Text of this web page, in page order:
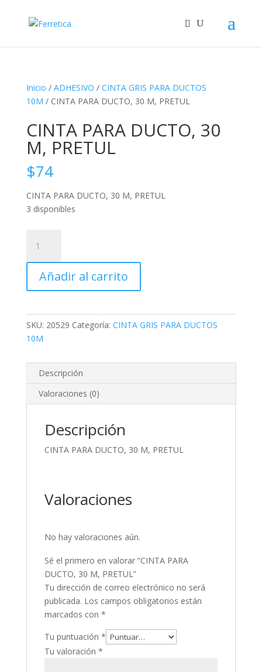
Inicio / ADHESIVO / CINTA GRIS PARA DUCTOS
10M / CINTA PARA DUCTO, 30 M, PRETUL
CINTA PARA DUCTO, 30
M, PRETUL
$74
CINTA PARA DUCTO, 30 M, PRETUL
3 disponibles
PARA
DUCTO,
M,
cantidad
Añadir al carrito
SKU: 20529 Categoría: CINTA GRIS PARA DUCTOS
10M
Descripción
Valoraciones (0)
Descripción
CINTA PARA DUCTO, 30 M, PRETUL
Valoraciones
No hay valoraciones aún.
Sé el primero en valorar “CINTA PARA
DUCTO, 30 M, PRETUL”
Tu dirección de correo electrónico no será
publicada. Los campos obligatorios están
marcados con *
Tu puntuación *
Tu valoración *